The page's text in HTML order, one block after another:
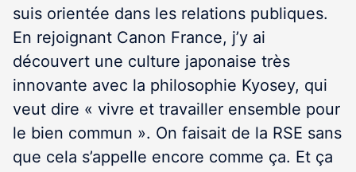
suis orientée dans les relations publiques.
En rejoignant Canon France, j’y ai
découvert une culture japonaise très
innovante avec la philosophie Kyosey, qui
veut dire « vivre et travailler ensemble pour
le bien commun ». On faisait de la RSE sans
que cela s’appelle encore comme ça. Et ça